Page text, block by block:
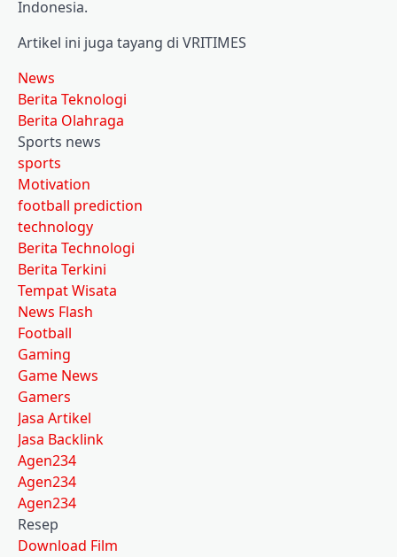
Indonesia.
Artikel ini juga tayang di VRITIMES
News
Berita Teknologi
Berita Olahraga
Sports news
sports
Motivation
football prediction
technology
Berita Technologi
Berita Terkini
Tempat Wisata
News Flash
Football
Gaming
Game News
Gamers
Jasa Artikel
Jasa Backlink
Agen234
Agen234
Agen234
Resep
Download Film